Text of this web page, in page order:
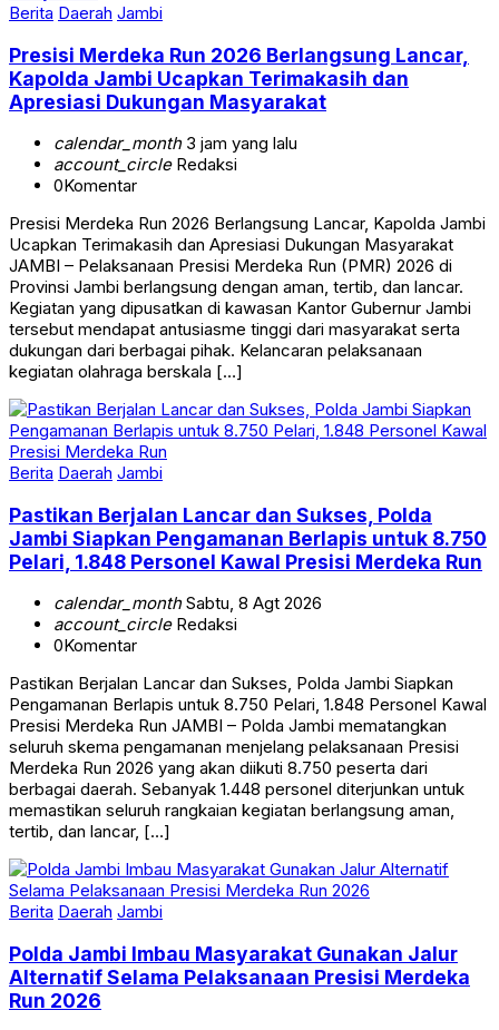
Berita Daerah Jambi
Presisi Merdeka Run 2026 Berlangsung Lancar,
Kapolda Jambi Ucapkan Terimakasih dan
Apresiasi Dukungan Masyarakat
calendar_month3 jam yang lalu
account_circleRedaksi
0Komentar
Presisi Merdeka Run 2026 Berlangsung Lancar, Kapolda Jambi
Ucapkan Terimakasih dan Apresiasi Dukungan Masyarakat
JAMBI – Pelaksanaan Presisi Merdeka Run (PMR) 2026 di
Provinsi Jambi berlangsung dengan aman, tertib, dan lancar.
Kegiatan yang dipusatkan di kawasan Kantor Gubernur Jambi
tersebut mendapat antusiasme tinggi dari masyarakat serta
dukungan dari berbagai pihak. Kelancaran pelaksanaan
kegiatan olahraga berskala […]
Berita Daerah Jambi
Pastikan Berjalan Lancar dan Sukses, Polda
Jambi Siapkan Pengamanan Berlapis untuk 8.750
Pelari, 1.848 Personel Kawal Presisi Merdeka Run
calendar_monthSabtu, 8 Agt 2026
account_circleRedaksi
0Komentar
Pastikan Berjalan Lancar dan Sukses, Polda Jambi Siapkan
Pengamanan Berlapis untuk 8.750 Pelari, 1.848 Personel Kawal
Presisi Merdeka Run JAMBI – Polda Jambi mematangkan
seluruh skema pengamanan menjelang pelaksanaan Presisi
Merdeka Run 2026 yang akan diikuti 8.750 peserta dari
berbagai daerah. Sebanyak 1.448 personel diterjunkan untuk
memastikan seluruh rangkaian kegiatan berlangsung aman,
tertib, dan lancar, […]
Berita Daerah Jambi
Polda Jambi Imbau Masyarakat Gunakan Jalur
Alternatif Selama Pelaksanaan Presisi Merdeka
Run 2026